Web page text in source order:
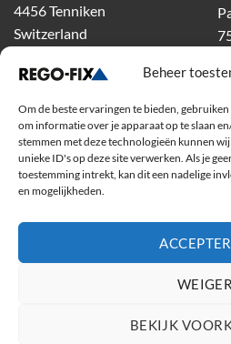
Beheer
Om de beste ervaringen te bieden,
om informatie over je apparaat op te slaan
stemmen met deze technologieën kunnen
unieke ID's op deze site verwerken. Als je
toestemming intrekt, kan dit een nadelige
en mogelijkheden.
WEIGER
BEKIJK
4456 Tenniken
Switzerland